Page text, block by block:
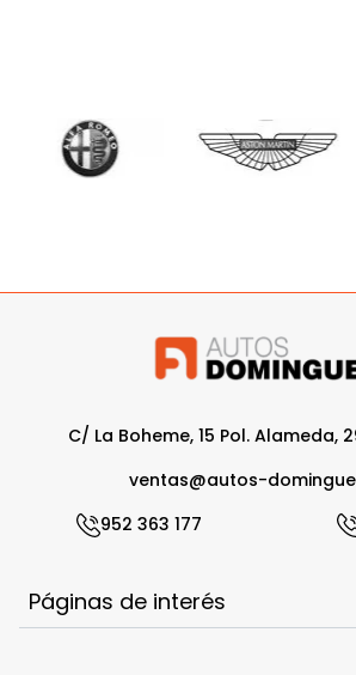
C/ La Boheme, 15 Pol. Alameda,
ventas@autos-
952 363 177
Páginas de interés